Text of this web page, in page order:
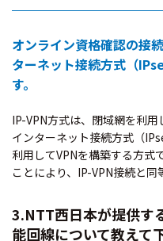
オンライン資格確認の接
ターネット接続方式（
す。
IP-VPN方式は、閉域網を利用
インターネット接続方式（
利用してVPNを構築する方式
ことにより、IP-VPN接続と同
3.NTT西日本が提供す
能回線について教えて